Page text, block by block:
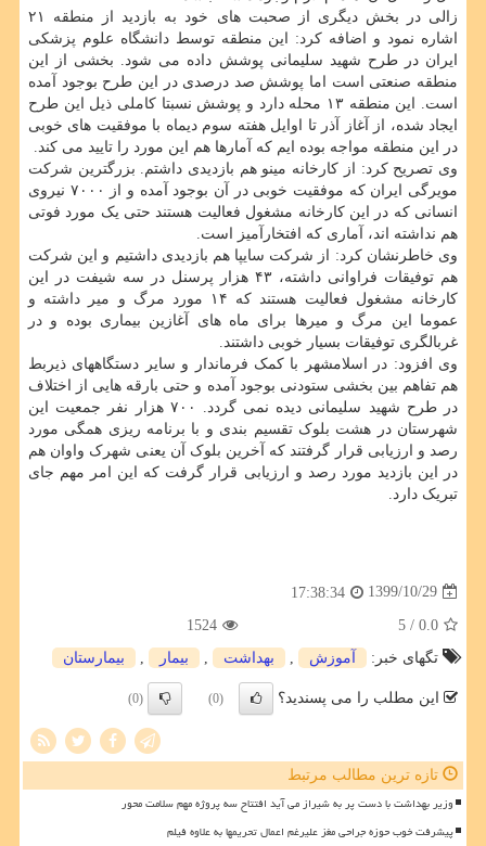
زالی در بخش دیگری از صحبت های خود به بازدید از منطقه ۲۱
اشاره نمود و اضافه کرد: این منطقه توسط دانشگاه علوم پزشکی
ایران در طرح شهید سلیمانی پوشش داده می شود. بخشی از این
منطقه صنعتی است اما پوشش صد درصدی در این طرح بوجود آمده
است. این منطقه ۱۳ محله دارد و پوشش نسبتا کاملی ذیل این طرح
ایجاد شده، از آغاز آذر تا اوایل هفته سوم دیماه با موفقیت های خوبی
در این منطقه مواجه بوده ایم که آمارها هم این مورد را تایید می کند.
وی تصریح کرد: از کارخانه مینو هم بازدیدی داشتم. بزرگترین شرکت
مویرگی ایران که موفقیت خوبی در آن بوجود آمده و از ۷۰۰۰ نیروی
انسانی که در این کارخانه مشغول فعالیت هستند حتی یک مورد فوتی
هم نداشته اند، آماری که افتخارآمیز است.
وی خاطرنشان کرد: از شرکت سایپا هم بازدیدی داشتیم و این شرکت
هم توفیقات فراوانی داشته، ۴۳ هزار پرسنل در سه شیفت در این
کارخانه مشغول فعالیت هستند که ۱۴ مورد مرگ و میر داشته و
عموما این مرگ و میرها برای ماه های آغازین بیماری بوده و در
غربالگری توفیقات بسیار خوبی داشتند.
وی افزود: در اسلامشهر با کمک فرماندار و سایر دستگاههای ذیربط
هم تفاهم بین بخشی ستودنی بوجود آمده و حتی بارقه هایی از اختلاف
در طرح شهید سلیمانی دیده نمی گردد. ۷۰۰ هزار نفر جمعیت این
شهرستان در هشت بلوک تقسیم بندی و با برنامه ریزی همگی مورد
رصد و ارزیابی قرار گرفتند که آخرین بلوک آن یعنی شهرک واوان هم
در این بازدید مورد رصد و ارزیابی قرار گرفت که این امر مهم جای
تبریک دارد.
1399/10/29
17:38:34
0.0
/ 5
1524
تگهای خبر:
آموزش بهداشت بیمار بیمارستان
این مطلب را می پسندید؟ (0)
(0)
تازه ترین مطالب مرتبط
وزیر بهداشت با دست پر به شیراز می آید افتتاح سه پروژه مهم سلامت محور
پیشرفت خوب حوزه جراحی مغز علیرغم اعمال تحریمها به علاوه فیلم